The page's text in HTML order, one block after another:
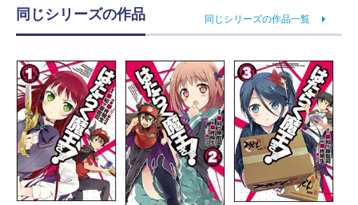
同じシリーズの作品 同じシリーズの作品一覧